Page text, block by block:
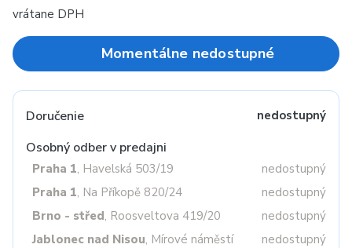
vrátane DPH
Momentálne nedostupné
Doručenie nedostupný
Osobný odber v predajni
Praha 1, Havelská 503/19
nedostupný
Praha 1, Na Příkopě 820/24
nedostupný
Brno - střed, Roosveltova 419/20
nedostupný
Jablonec nad Nisou, Mírové náměstí
nedostupný